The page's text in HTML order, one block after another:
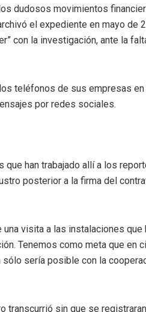
dudosos movimientos
el expediente en mayo de
con la investigación, ante la
teléfonos de sus empresas
por redes sociales.
han trabajado allí a los
posterior a la firma del
visita a las instalaciones que
Tenemos como meta que en
sería posible con la
transcurrió sin que se